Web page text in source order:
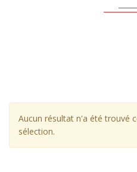
Aucun résultat n'a été trouvé
sélection.